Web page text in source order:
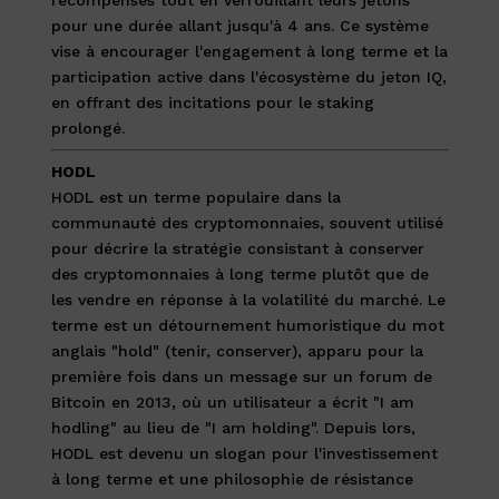
pour une durée allant jusqu'à 4 ans. Ce système
vise à encourager l'engagement à long terme et la
participation active dans l'écosystème du jeton IQ,
en offrant des incitations pour le staking
prolongé.
HODL
HODL est un terme populaire dans la
communauté des cryptomonnaies, souvent utilisé
pour décrire la stratégie consistant à conserver
des cryptomonnaies à long terme plutôt que de
les vendre en réponse à la volatilité du marché. Le
terme est un détournement humoristique du mot
anglais "hold" (tenir, conserver), apparu pour la
première fois dans un message sur un forum de
Bitcoin en 2013, où un utilisateur a écrit "I am
hodling" au lieu de "I am holding". Depuis lors,
HODL est devenu un slogan pour l'investissement
à long terme et une philosophie de résistance